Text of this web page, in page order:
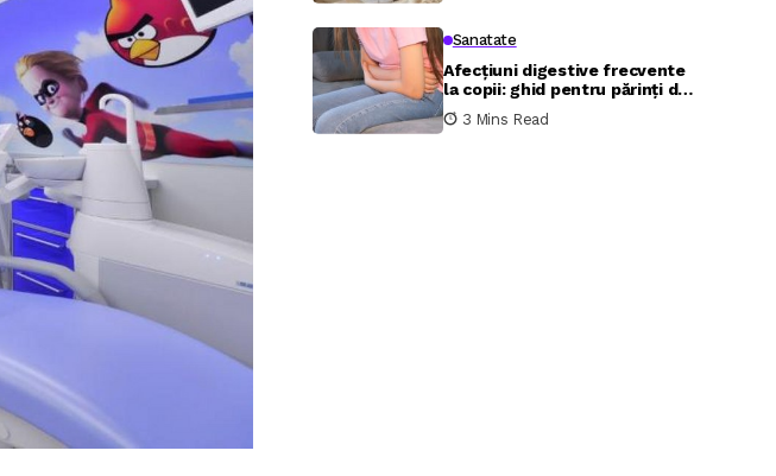
Sanatate
Afecțiuni digestive frecvente
la copii: ghid pentru părinți de
la specialiștii MedLife
3 Mins Read